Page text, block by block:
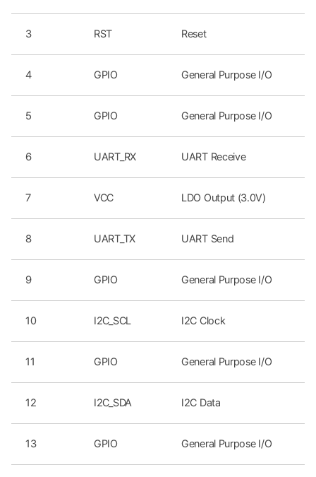
3 RST Reset
4 GPIO General Purpose I/O
5 GPIO General Purpose I/O
6 UART_RX UART Receive
7 VCC LDO Output (3.0V)
8 UART_TX UART Send
9 GPIO General Purpose I/O
10 I2C_SCL I2C Clock
11 GPIO General Purpose I/O
12 I2C_SDA I2C Data
13 GPIO General Purpose I/O